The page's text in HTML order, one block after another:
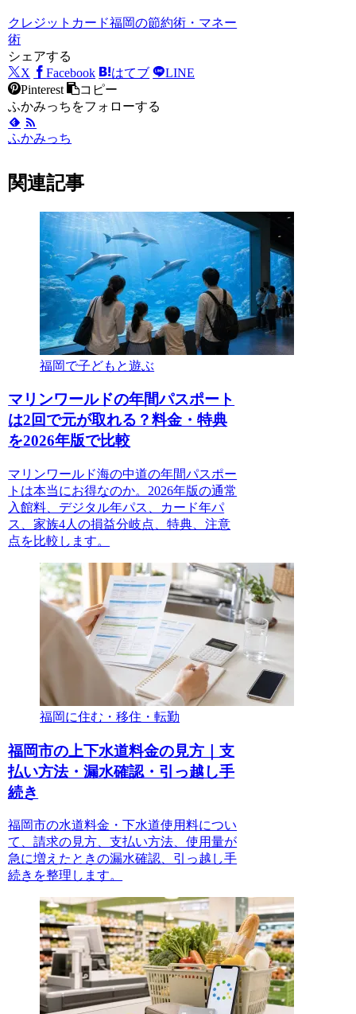
クレジットカード福岡の節約術・マネー
術
シェアする
X
Facebook はてブ
LINE
Pinterest
コピー
ふかみっちをフォローする
ふかみっち
関連記事
福岡で子どもと遊ぶ
マリンワールドの年間パスポート
は2回で元が取れる？料金・特典
を2026年版で比較
マリンワールド海の中道の年間パスポー
トは本当にお得なのか。2026年版の通常
入館料、デジタル年パス、カード年パ
ス、家族4人の損益分岐点、特典、注意
点を比較します。
福岡に住む・移住・転勤
福岡市の上下水道料金の見方｜支
払い方法・漏水確認・引っ越し手
続き
福岡市の水道料金・下水道使用料につい
て、請求の見方、支払い方法、使用量が
急に増えたときの漏水確認、引っ越し手
続きを整理します。